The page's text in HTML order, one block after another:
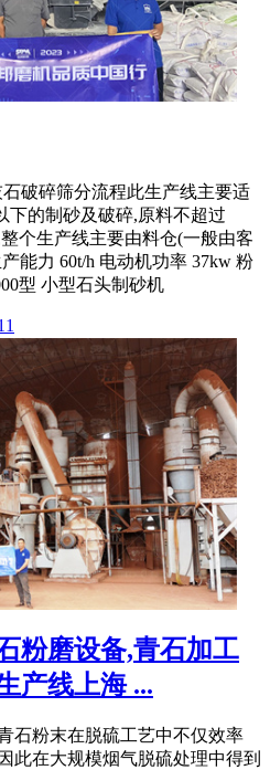
破碎筛分流程此生产线主要适
下的制砂及破碎,原料不超过
个生产线主要由料仓(一般由客
能力 60t/h 电动机功率 37kw 粉
型 小型石头制砂机
粉磨设备,青石加工
产线上海 ...
石粉末在脱硫工艺中不仅效率
此在大规模烟气脱硫处理中得到